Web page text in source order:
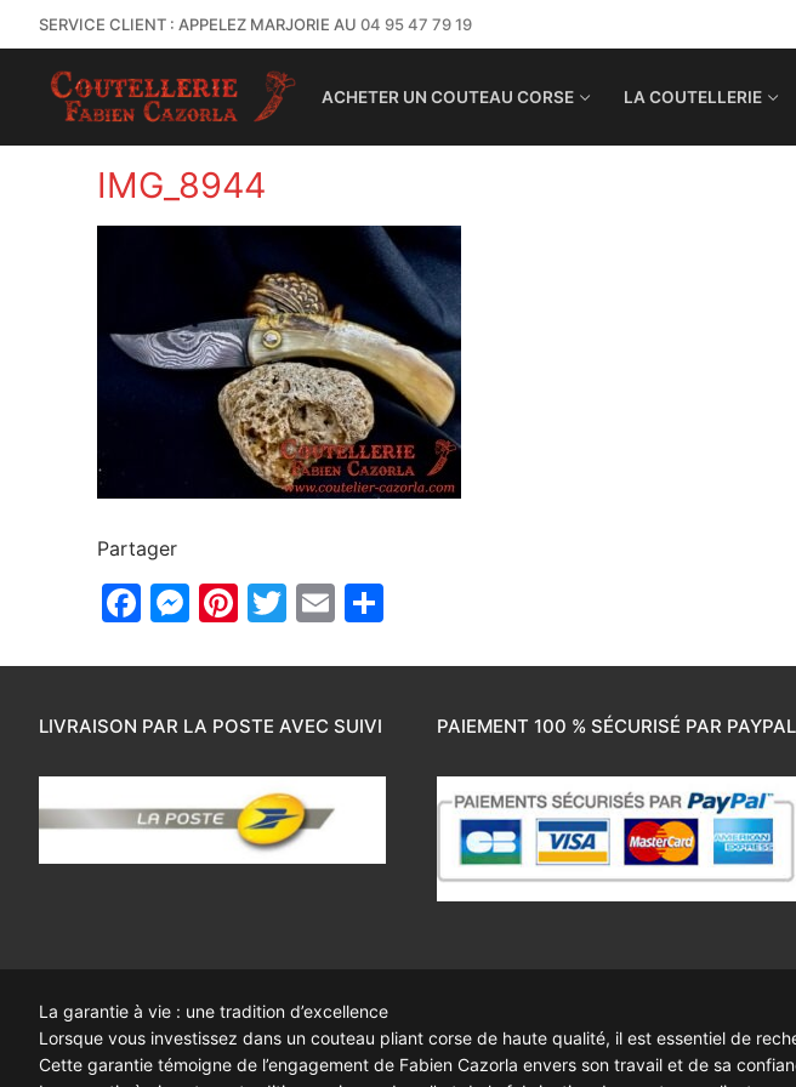
SERVICE CLIENT : APPELEZ MARJORIE AU 04 95 47 79 19
ACHETER UN COUTEAU CORSE LA COUTELLERIE
IMG_8944
Partager
Facebook
Messenger
Pinterest
Twitter
Email
LIVRAISON PAR LA POSTE AVEC SUIVI PAIEMENT 100 % SÉCURISÉ PAR PAYPAL
La garantie à vie : une tradition d’excellence
Lorsque vous investissez dans un couteau pliant corse de haute qualité, il est essentiel de
Cette garantie témoigne de l’engagement de Fabien Cazorla envers son travail et de sa